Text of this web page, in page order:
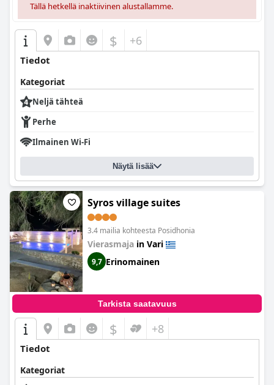
Tällä hetkellä inaktiivinen alustallamme.
$ +6
Tiedot
Kategoriat
Neljä tähteä
Perhe
Ilmainen Wi-Fi
Näytä lisää
Syros village suites
3.4 mailia kohteesta Posidhonia
Vierasmaja in Vari
9,7 Erinomainen
Tarkista saatavuus
$ +8
Tiedot
Kategoriat